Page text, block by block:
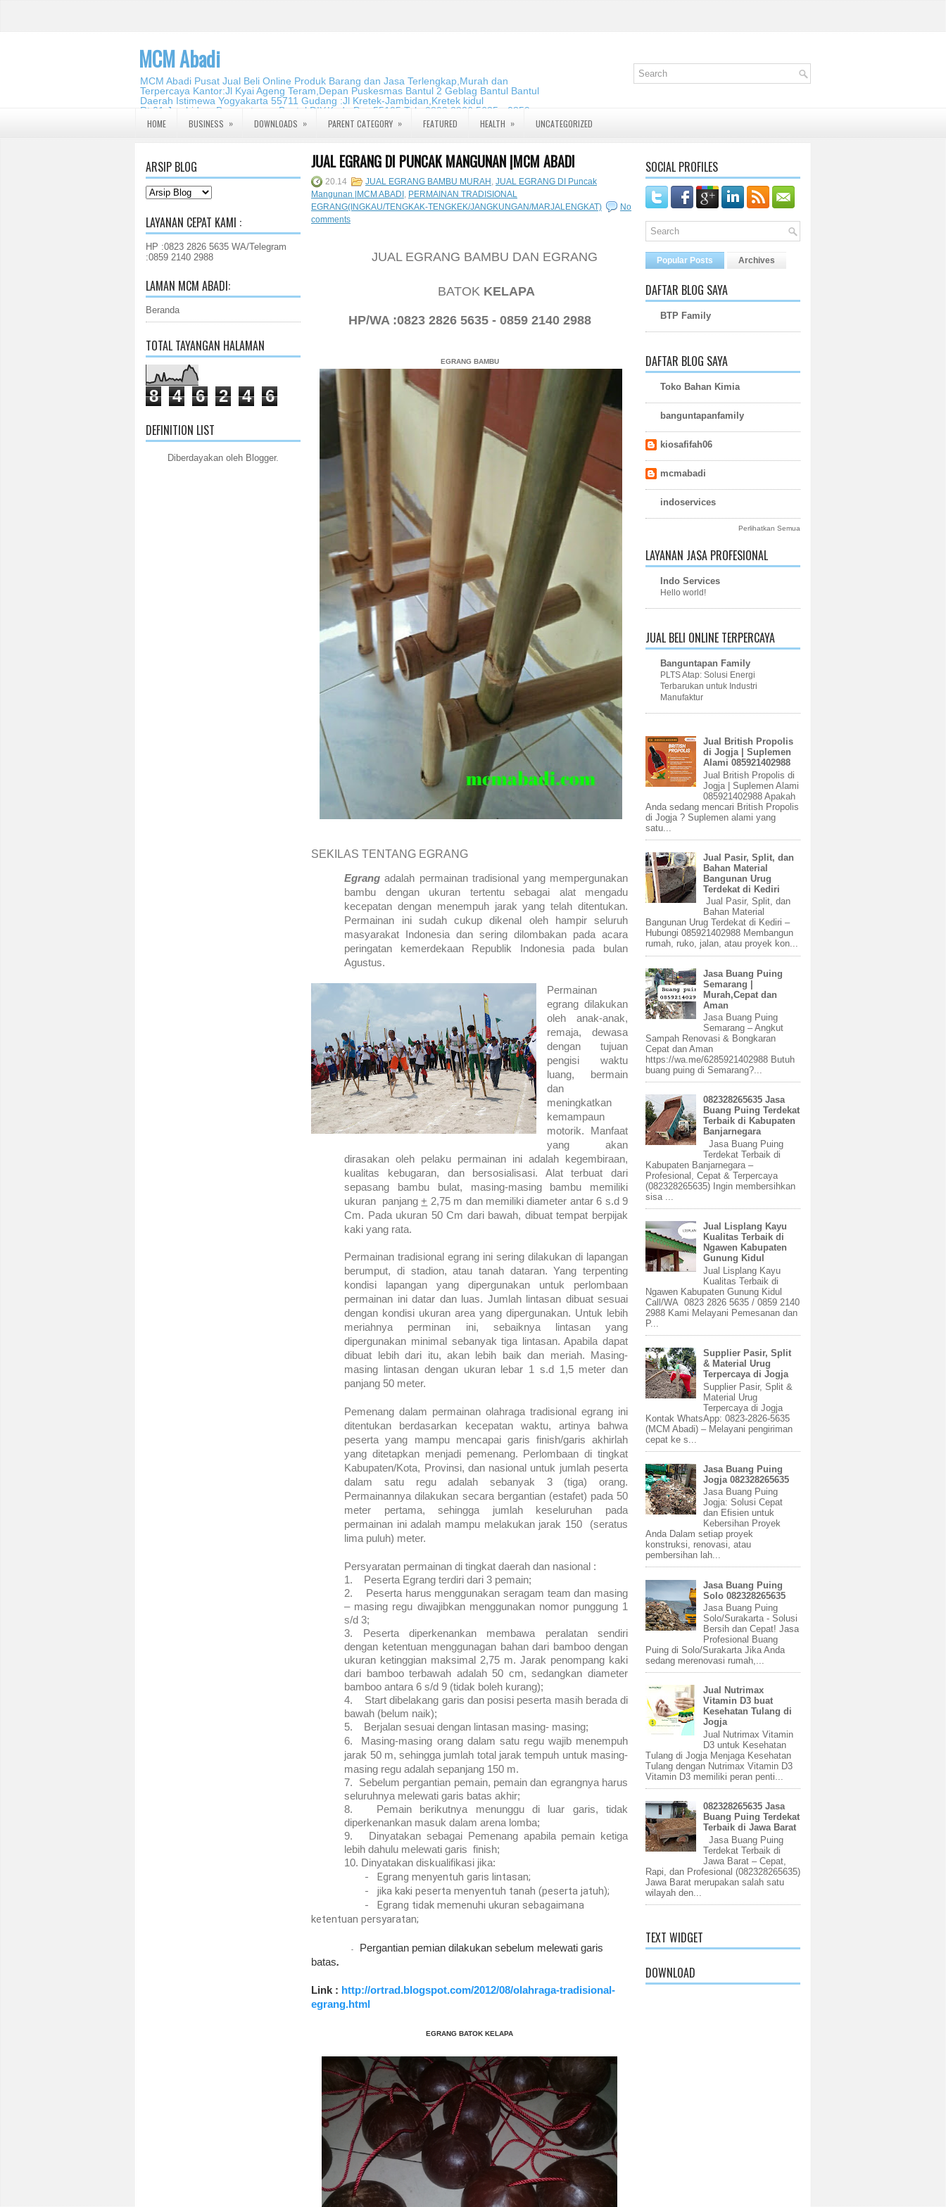
MCM Abadi
MCM Abadi Pusat Jual Beli Online Produk Barang dan Jasa Terlengkap,Murah dan
Terpercaya Kantor:Jl Kyai Ageng Teram,Depan Puskesmas Bantul 2 Geblag Bantul Bantul
Daerah Istimewa Yogyakarta 55711 Gudang :Jl Kretek-Jambidan,Kretek kidul
Rt.01,Jambidan, Banguntapan,Bantul,DIY.Kode Pos:55195 Telp:0823 2826 5635 - 0859
2140 2988
HOME BUSINESS » DOWNLOADS » PARENT CATEGORY » FEATURED HEALTH » UNCATEGORIZED
ARSIP BLOG
LAYANAN CEPAT KAMI :
HP :0823 2826 5635 WA/Telegram
:0859 2140 2988
LAMAN MCM ABADI:
Beranda
TOTAL TAYANGAN HALAMAN
8 4 6 2 4 6
DEFINITION LIST
Diberdayakan oleh Blogger.
JUAL EGRANG DI PUNCAK MANGUNAN |MCM ABADI
20.14 JUAL EGRANG BAMBU MURAH , JUAL EGRANG DI Puncak
Mangunan |MCM ABADI , PERMAINAN TRADISIONAL
EGRANG(INGKAU/TENGKAK-TENGKEK/JANGKUNGAN/MARJALENGKAT)
No
comments
JUAL EGRANG BAMBU DAN EGRANG
BATOK KELAPA
HP/WA :0823 2826 5635 - 0859 2140 2988
EGRANG BAMBU
SEKILAS TENTANG EGRANG
Egrang adalah permainan tradisional yang mempergunakan
bambu dengan ukuran tertentu sebagai alat mengadu
kecepatan dengan menempuh jarak yang telah ditentukan.
Permainan ini sudah cukup dikenal oleh hampir seluruh
masyarakat Indonesia dan sering dilombakan pada acara
peringatan kemerdekaan Republik Indonesiapada bulan
Agustus.
Permainan
egrang dilakukan
oleh anak-anak,
remaja, dewasa
dengan tujuan
pengisi waktu
luang, bermain
dan
meningkatkan
kemampaun
motorik. Manfaat
yang akan
dirasakan oleh pelaku permainan ini adalah kegembiraan,
kualitas kebugaran, dan bersosialisasi. Alat terbuat dari
sepasang bambu bulat, masing-masing bambu memiliki
ukuran panjang+ 2,75 m dan memiliki diameter antar 6 s.d 9
Cm. Pada ukuran 50 Cm dari bawah, dibuat tempat berpijak
kaki yang rata.
Permainan tradisional egrang ini sering dilakukan di lapangan
berumput, di stadion, atau tanah dataran. Yang terpenting
kondisi lapangan yang dipergunakan untuk perlombaan
permainan ini datar dan luas. Jumlah lintasan dibuat sesuai
dengan kondisi ukuran area yang dipergunakan. Untuk lebih
meriahnya perminan ini, sebaiknya lintasan yang
dipergunakan minimal sebanyak tiga lintasan. Apabila dapat
dibuat lebih dari itu, akan lebih baik dan meriah. Masing-
masing lintasan dengan ukuran lebar 1 s.d 1,5 meter dan
panjang 50 meter.
Pemenang dalam permainan olahraga tradisional egrang ini
ditentukan berdasarkan kecepatan waktu, artinya bahwa
peserta yang mampu mencapai garis finish/garis akhirlah
yang ditetapkan menjadi pemenang. Perlombaan di tingkat
Kabupaten/Kota, Provinsi, dan nasional untuk jumlah peserta
dalam satu regu adalah sebanyak 3 (tiga) orang.
Permainannya dilakukan secara bergantian (estafet) pada 50
meter pertama, sehingga jumlah keseluruhan pada
permainan ini adalah mampu melakukan jarak 150 (seratus
lima puluh) meter.
Persyaratan permainan di tingkat daerah dan nasional :
1.
Peserta Egrang terdiri dari 3 pemain;
2.
Peserta harus menggunakan seragam team dan masing
– masing regu diwajibkan menggunakan nomor punggung 1
s/d 3;
3.
Peserta diperkenankan membawa peralatan sendiri
dengan ketentuan menggunagan bahan dari bamboo dengan
ukuran ketinggian maksimal 2,75 m. Jarak penompang kaki
dari bamboo terbawah adalah 50 cm, sedangkan diameter
bamboo antara 6 s/d 9 (tidak boleh kurang);
4.
Start dibelakang garis dan posisi peserta masih berada di
bawah (belum naik);
5.
Berjalan sesuai dengan lintasan masing- masing;
6.
Masing-masing orang dalam satu regu wajib menempuh
jarak 50 m, sehingga jumlah total jarak tempuh untuk masing-
masing regu adalah sepanjang 150 m.
7.
Sebelum pergantian pemain, pemain dan egrangnya harus
seluruhnya melewati garis batas akhir;
8.
Pemain berikutnya menunggu di luar garis, tidak
diperkenankan masuk dalam arena lomba;
9.
Dinyatakan sebagai Pemenang apabila pemain ketiga
lebih dahulu melewati garis finish;
10. Dinyatakan diskualifikasi jika:
-
Egrang menyentuh garis lintasan;
-
jika kaki peserta menyentuh tanah (peserta jatuh);
-
Egrang tidak memenuhi ukuran sebagaimana
ketentuan persyaratan;
-
Pergantian pemian dilakukan sebelum melewati garis
batas.
Link : http://ortrad.blogspot.com/2012/08/olahraga-tradisional-
egrang.html
EGRANG BATOK KELAPA
SOCIAL PROFILES
Popular Posts Archives
DAFTAR BLOG SAYA
BTP Family
DAFTAR BLOG SAYA
Toko Bahan Kimia
banguntapanfamily
kiosafifah06
mcmabadi
indoservices
Perlihatkan Semua
LAYANAN JASA PROFESIONAL
Indo Services
Hello world!
JUAL BELI ONLINE TERPERCAYA
Banguntapan Family
PLTS Atap: Solusi Energi
Terbarukan untuk Industri
Manufaktur
Jual British Propolis
di Jogja | Suplemen
Alami 085921402988
Jual British Propolis di
Jogja | Suplemen Alami
085921402988 Apakah
Anda sedang mencari British Propolis
di Jogja ? Suplemen alami yang
satu...
Jual Pasir, Split, dan
Bahan Material
Bangunan Urug
Terdekat di Kediri
Jual Pasir, Split, dan
Bahan Material
Bangunan Urug Terdekat di Kediri –
Hubungi 085921402988 Membangun
rumah, ruko, jalan, atau proyek kon...
Jasa Buang Puing
Semarang |
Murah,Cepat dan
Aman
Jasa Buang Puing
Semarang – Angkut
Sampah Renovasi & Bongkaran
Cepat dan Aman
https://wa.me/6285921402988 Butuh
buang puing di Semarang?...
082328265635 Jasa
Buang Puing Terdekat
Terbaik di Kabupaten
Banjarnegara
Jasa Buang Puing
Terdekat Terbaik di
Kabupaten Banjarnegara –
Profesional, Cepat & Terpercaya
(082328265635) Ingin membersihkan
sisa ...
Jual Lisplang Kayu
Kualitas Terbaik di
Ngawen Kabupaten
Gunung Kidul
Jual Lisplang Kayu
Kualitas Terbaik di
Ngawen Kabupaten Gunung Kidul
Call/WA 0823 2826 5635 / 0859 2140
2988 Kami Melayani Pemesanan dan
P...
Supplier Pasir, Split
& Material Urug
Terpercaya di Jogja
Supplier Pasir, Split &
Material Urug
Terpercaya di Jogja
Kontak WhatsApp: 0823-2826-5635
(MCM Abadi) – Melayani pengiriman
cepat ke s...
Jasa Buang Puing
Jogja 082328265635
Jasa Buang Puing
Jogja: Solusi Cepat
dan Efisien untuk
Kebersihan Proyek
Anda Dalam setiap proyek
konstruksi, renovasi, atau
pembersihan lah...
Jasa Buang Puing
Solo 082328265635
Jasa Buang Puing
Solo/Surakarta - Solusi
Bersih dan Cepat! Jasa
Profesional Buang
Puing di Solo/Surakarta Jika Anda
sedang merenovasi rumah,...
Jual Nutrimax
Vitamin D3 buat
Kesehatan Tulang di
Jogja
Jual Nutrimax Vitamin
D3 untuk Kesehatan
Tulang di Jogja Menjaga Kesehatan
Tulang dengan Nutrimax Vitamin D3
Vitamin D3 memiliki peran penti...
082328265635 Jasa
Buang Puing Terdekat
Terbaik di Jawa Barat
Jasa Buang Puing
Terdekat Terbaik di
Jawa Barat – Cepat,
Rapi, dan Profesional (082328265635)
Jawa Barat merupakan salah satu
wilayah den...
TEXT WIDGET
DOWNLOAD